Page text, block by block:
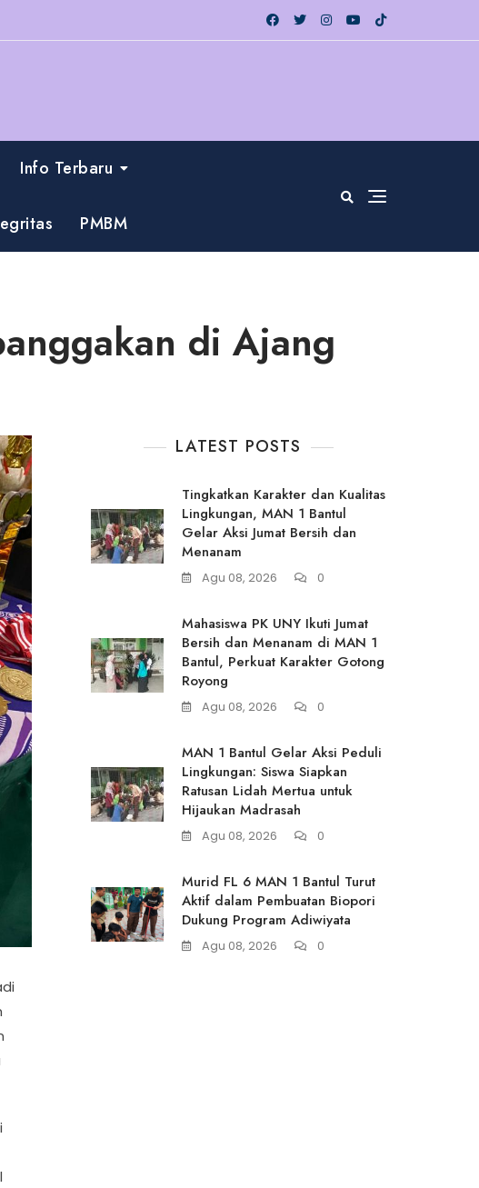
Info Terbaru
PMBM
di Ajang
LATEST POSTS
Tingkatkan Karakter dan Kualitas
Lingkungan, MAN 1 Bantul
Gelar Aksi Jumat Bersih dan
Menanam
Agu 08, 2026 0
Mahasiswa PK UNY Ikuti Jumat
Bersih dan Menanam di MAN 1
Bantul, Perkuat Karakter Gotong
Royong
Agu 08, 2026 0
MAN 1 Bantul Gelar Aksi Peduli
Lingkungan: Siswa Siapkan
Ratusan Lidah Mertua untuk
Hijaukan Madrasah
Agu 08, 2026 0
Murid FL 6 MAN 1 Bantul Turut
Aktif dalam Pembuatan Biopori
Dukung Program Adiwiyata
Agu 08, 2026 0